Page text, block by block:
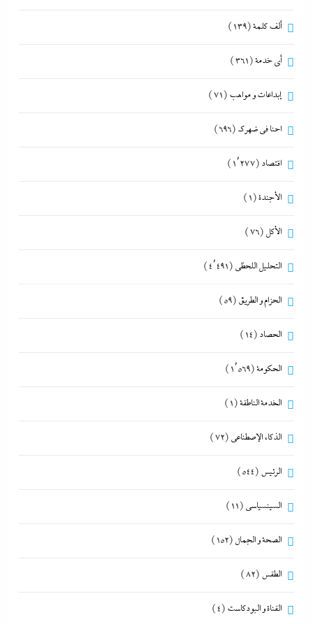
ألف كلمة(139)
أي خدمة(361)
إبداعات و مواهب (71)
احنا في ضهرك (696)
اقتصاد (1٬277)
الأجندة(1)
الأكل (76)
التحليل اللحظي (4٬491)
الحزام و الطريق (59)
الحصاد (14)
الحكومة(1٬569)
الخدمة الناطقة(1)
الذكاء الإصطناعي (72)
الرئيس (544)
السينسياسي (11)
الصحة و الجمال (152)
الطقس (82)
القناة و البودكاست (4)